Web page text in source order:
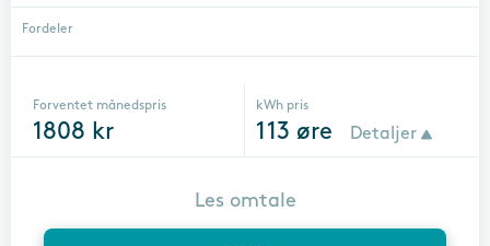
Fordeler
Forventet månedspris
1808 kr
kWh pris
113 øre Detaljer
Les omtale